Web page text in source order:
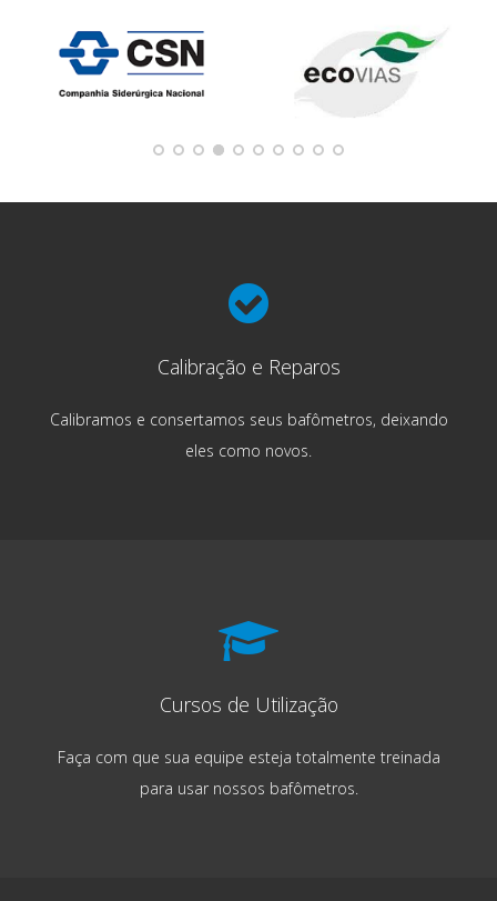
Calibração e Reparos
Calibramos e consertamos seus bafômetros, deixando
eles como novos.
Cursos de Utilização
Faça com que sua equipe esteja totalmente treinada
para usar nossos bafômetros.